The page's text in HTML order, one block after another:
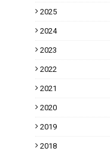
2025
2024
2023
2022
2021
2020
2019
2018